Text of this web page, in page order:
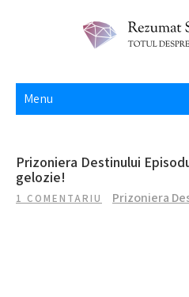
REZUMAT
Menu
Prizoniera Destinului
gelozie!
1 COMENTARIU Prizoniera